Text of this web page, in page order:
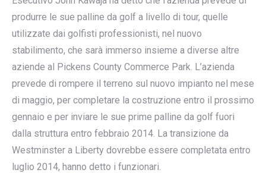
produrre le sue palline da golf a livello di tour, quelle
utilizzate dai golfisti professionisti, nel nuovo
stabilimento, che sarà immerso insieme a diverse altre
aziende al Pickens County Commerce Park. L’azienda
prevede di rompere il terreno sul nuovo impianto nel mese
di maggio, per completare la costruzione entro il prossimo
gennaio e per inviare le sue prime palline da golf fuori
dalla struttura entro febbraio 2014. La transizione da
Westminster a Liberty dovrebbe essere completata entro
luglio 2014, hanno detto i funzionari.